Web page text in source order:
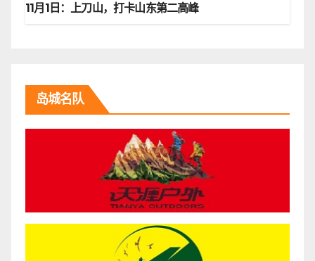
11月1日：上刀山，打卡山东第二高峰
岛城名队